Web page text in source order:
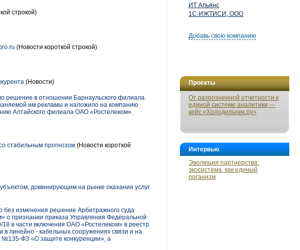
ИТ Альянс
1С-ИЖТИСИ, ООО
Добавь свою компанию
Проекты
От разрозненной отчетности к
единой системе аналитики —
кейс «Холодильник.ру»
Интервью
Эволюция партнерства:
экосистема, как единый
организм
строкой)
(Новости короткой строкой)
(Новости)
решение в отношении Барнаульского филиала
им рекламы и наложило на компанию
Алтайского филиала ОАО «Ростелеком».
стабильным прогнозом (Новости короткой
доминирующим на рынке оказания услуг
без изменения решение Арбитражного суда
о признании приказа Управления Федеральной
в части включения ОАО «Ростелеком» в реестр
линейно - кабельных сооружениях связи и на
№135-Ф3 «О защите конкуренции», а